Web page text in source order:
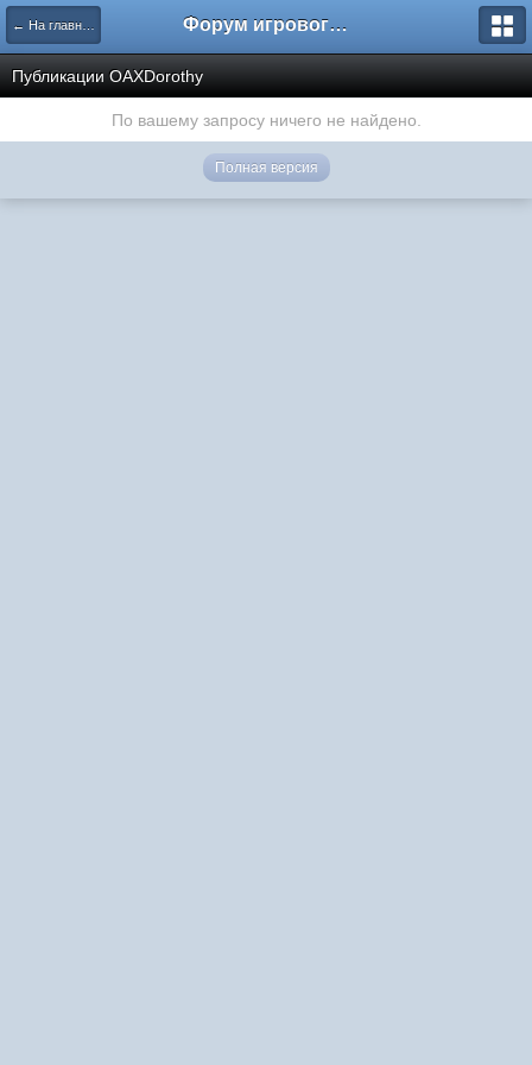
← На главную Форум игрового проекта Riverrise
Публикации OAXDorothy
По вашему запросу ничего не найдено.
Полная версия